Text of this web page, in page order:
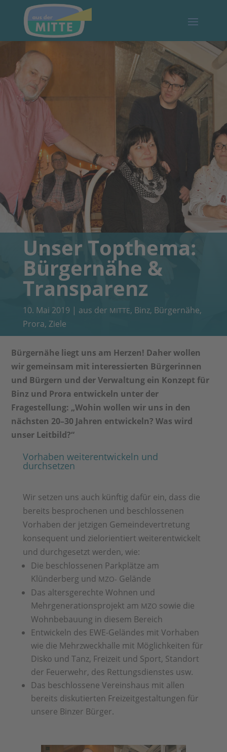
Unser Topthema:
Bürgernähe &
Transparenz
10. Mai 2019 | aus der MITTE, Binz, Bürgernähe,
Prora, Ziele
Bürgernähe liegt uns am Herzen! Daher wollen
wir gemeinsam mit interessierten Bürgerinnen
und Bürgern und der Verwaltung ein Konzept für
Binz und Prora entwickeln unter der
Fragestellung: „Wohin wollen wir uns in den
nächsten 20–30 Jahren entwickeln? Was wird
unser Leitbild?“
Vorhaben weiterentwickeln und
durchsetzen
Wir setzen uns auch künftig dafür ein, dass die
bereits besprochenen und beschlossenen
Vorhaben der jetzigen Gemeindevertretung
konsequent und zielorientiert weiterentwickelt
und durchgesetzt werden, wie:
Die beschlossenen Parkplätze am
Klünderberg und MZO- Gelände
Das altersgerechte Wohnen und
Mehrgenerationsprojekt am MZO sowie die
Wohnbebauung in diesem Bereich
Entwickeln des EWE-Geländes mit Vorhaben
wie die Mehrzweckhalle mit Möglichkeiten für
Disko und Tanz, Freizeit und Sport, Standort
der Feuerwehr, des Rettungsdienstes usw.
Das beschlossene Vereinshaus mit allen
bereits diskutierten Freizeitgestaltungen für
unsere Binzer Bürger.